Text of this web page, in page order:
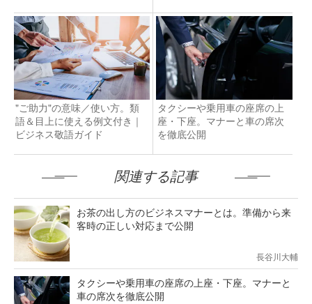
"ご助力"の意味／使い方。類
語＆目上に使える例文付き｜
ビジネス敬語ガイド
タクシーや乗用車の座席の上
座・下座。マナーと車の席次
を徹底公開
関連する記事
お茶の出し方のビジネスマナーとは。準備から来
客時の正しい対応まで公開
長谷川大輔
タクシーや乗用車の座席の上座・下座。マナーと
車の席次を徹底公開